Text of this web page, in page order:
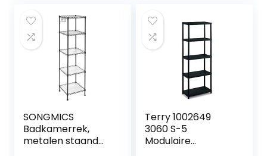
SONGMICS
Badkamerrek,
metalen staand
Terry 1002649
3060 S-5
Modulaire